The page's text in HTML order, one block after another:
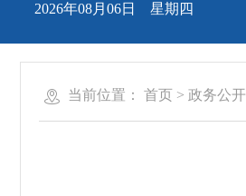
2026年08月06日 星期四
当前位置： 首页 > 政务公开